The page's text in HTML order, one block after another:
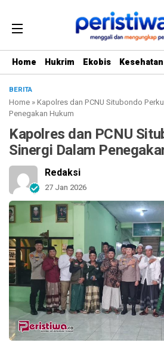
Home Hukrim Ekobis Kesehatan
BERITA
Home »Kapolres dan PCNU Situbondo
Penegakan Hukum
Kapolres dan PCNU
Sinergi Dalam
Redaksi
27 Jan 2026